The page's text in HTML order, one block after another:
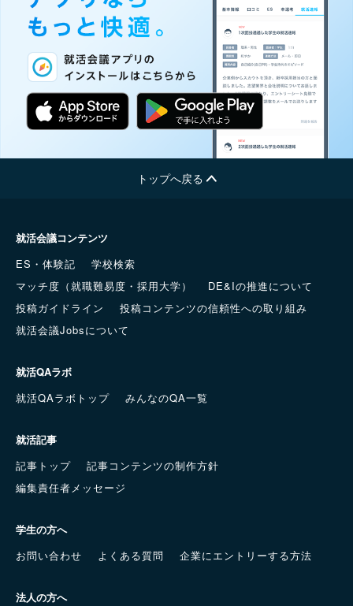
トップへ戻る
就活会議コンテンツ
ES・体験記
学校検索
マッチ度（就職難易度・採用大学）
DE&Iの推進について
投稿ガイドライン
投稿コンテンツの信頼性への取り組み
就活会議Jobsについて
就活QAラボ
就活QAラボトップ
みんなのQA一覧
就活記事
記事トップ
記事コンテンツの制作方針
編集責任者メッセージ
学生の方へ
お問い合わせ
よくある質問 企業にエントリーする方法
法人の方へ